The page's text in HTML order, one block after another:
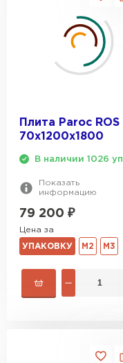
Плита Paroc
70х1200х1800
В наличии 1026
Показать
информацию
79 200 ₽
Цена за
УПАКОВКУ М2 М3